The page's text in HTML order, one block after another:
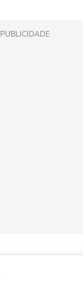
PUBLICIDADE